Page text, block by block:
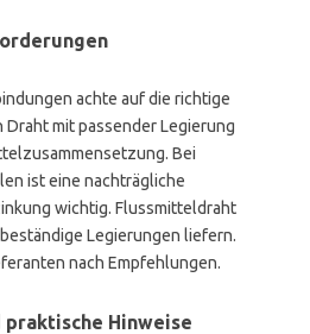
achte auf die richtige
mit passender Legierung
Bei
ist eine nachträgliche
wichtig. Flussmitteldraht
Legierungen liefern.
nach Empfehlungen.
praktische Hinweise